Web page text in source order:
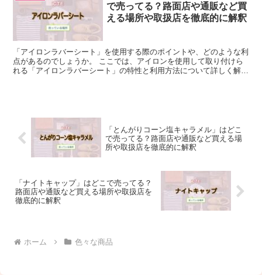
で売ってる？路面店や通販など買
える場所や取扱店を徹底的に解釈
「アイロンラバーシート」を使用する際のポイントや、どのような利
点があるのでしょうか。 ここでは、アイロンを使用して取り付けら
れる「アイロンラバーシート」の特性と利用方法について詳しく解説
「とんがりコーン塩キャラメル」はどこ
で売ってる？路面店や通販など買える場
所や取扱店を徹底的に解釈
「ナイトキャップ」はどこで売ってる？
路面店や通販など買える場所や取扱店を
徹底的に解釈
ホーム 色々な商品